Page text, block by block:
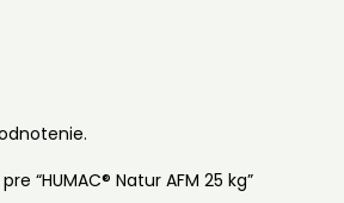
“HUMAC® Natur AFM 25 kg”